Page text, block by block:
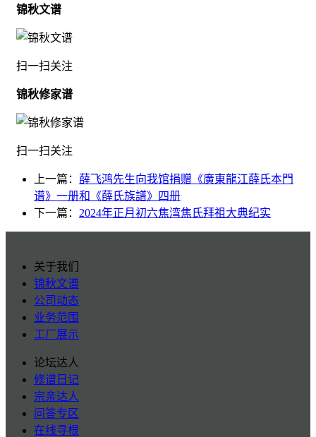
锦秋文谱
扫一扫关注
锦秋修家谱
扫一扫关注
上一篇： 薛飞鸿先生向我馆捐赠《廣東龍江薛氏本門
谱》一册和《薛氏族譜》四册
下一篇： 2024年正月初六焦湾焦氏拜祖大典纪实
关于我们
锦秋文谱
公司动态
业务范围
工厂展示
论坛达人
修谱日记
宗亲达人
问答专区
在线寻根